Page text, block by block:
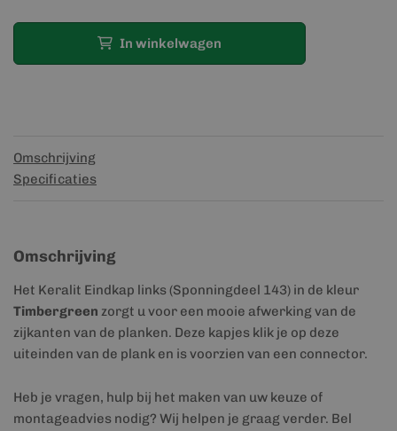
In winkelwagen
Omschrijving
Specificaties
Omschrijving
Het Keralit Eindkap links (Sponningdeel 143) in de kleur
Timbergreen zorgt u voor een mooie afwerking van de
zijkanten van de planken. Deze kapjes klik je op deze
uiteinden van de plank en is voorzien van een connector.
Heb je vragen, hulp bij het maken van uw keuze of
montageadvies nodig? Wij helpen je graag verder. Bel